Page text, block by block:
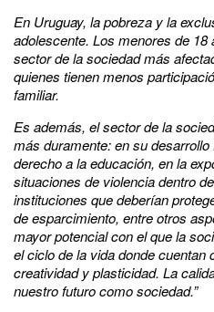
En Uruguay, la pobreza y la
adolescente. Los menores de 18
sector de la sociedad más
quienes tienen menos
familiar.
Es además, el sector de la
más duramente: en su
derecho a la educación, en la
situaciones de violencia dentro
instituciones que deberían
de esparcimiento, entre otros
mayor potencial con el que la
el ciclo de la vida donde cuentan
creatividad y plasticidad. La
nuestro futuro como sociedad.”